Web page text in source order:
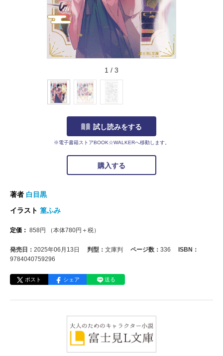
1 / 3
試し読みをする
※電子書籍ストアBOOK☆WALKERへ移動します。
購入する
著者 白目黒
イラスト 篁ふみ
定価： 858円 （本体780円＋税）
発売日： 2025年06月13日 判型： 文庫判 ページ数： 336
ISBN：
9784040759296
ポスト シェア 送る